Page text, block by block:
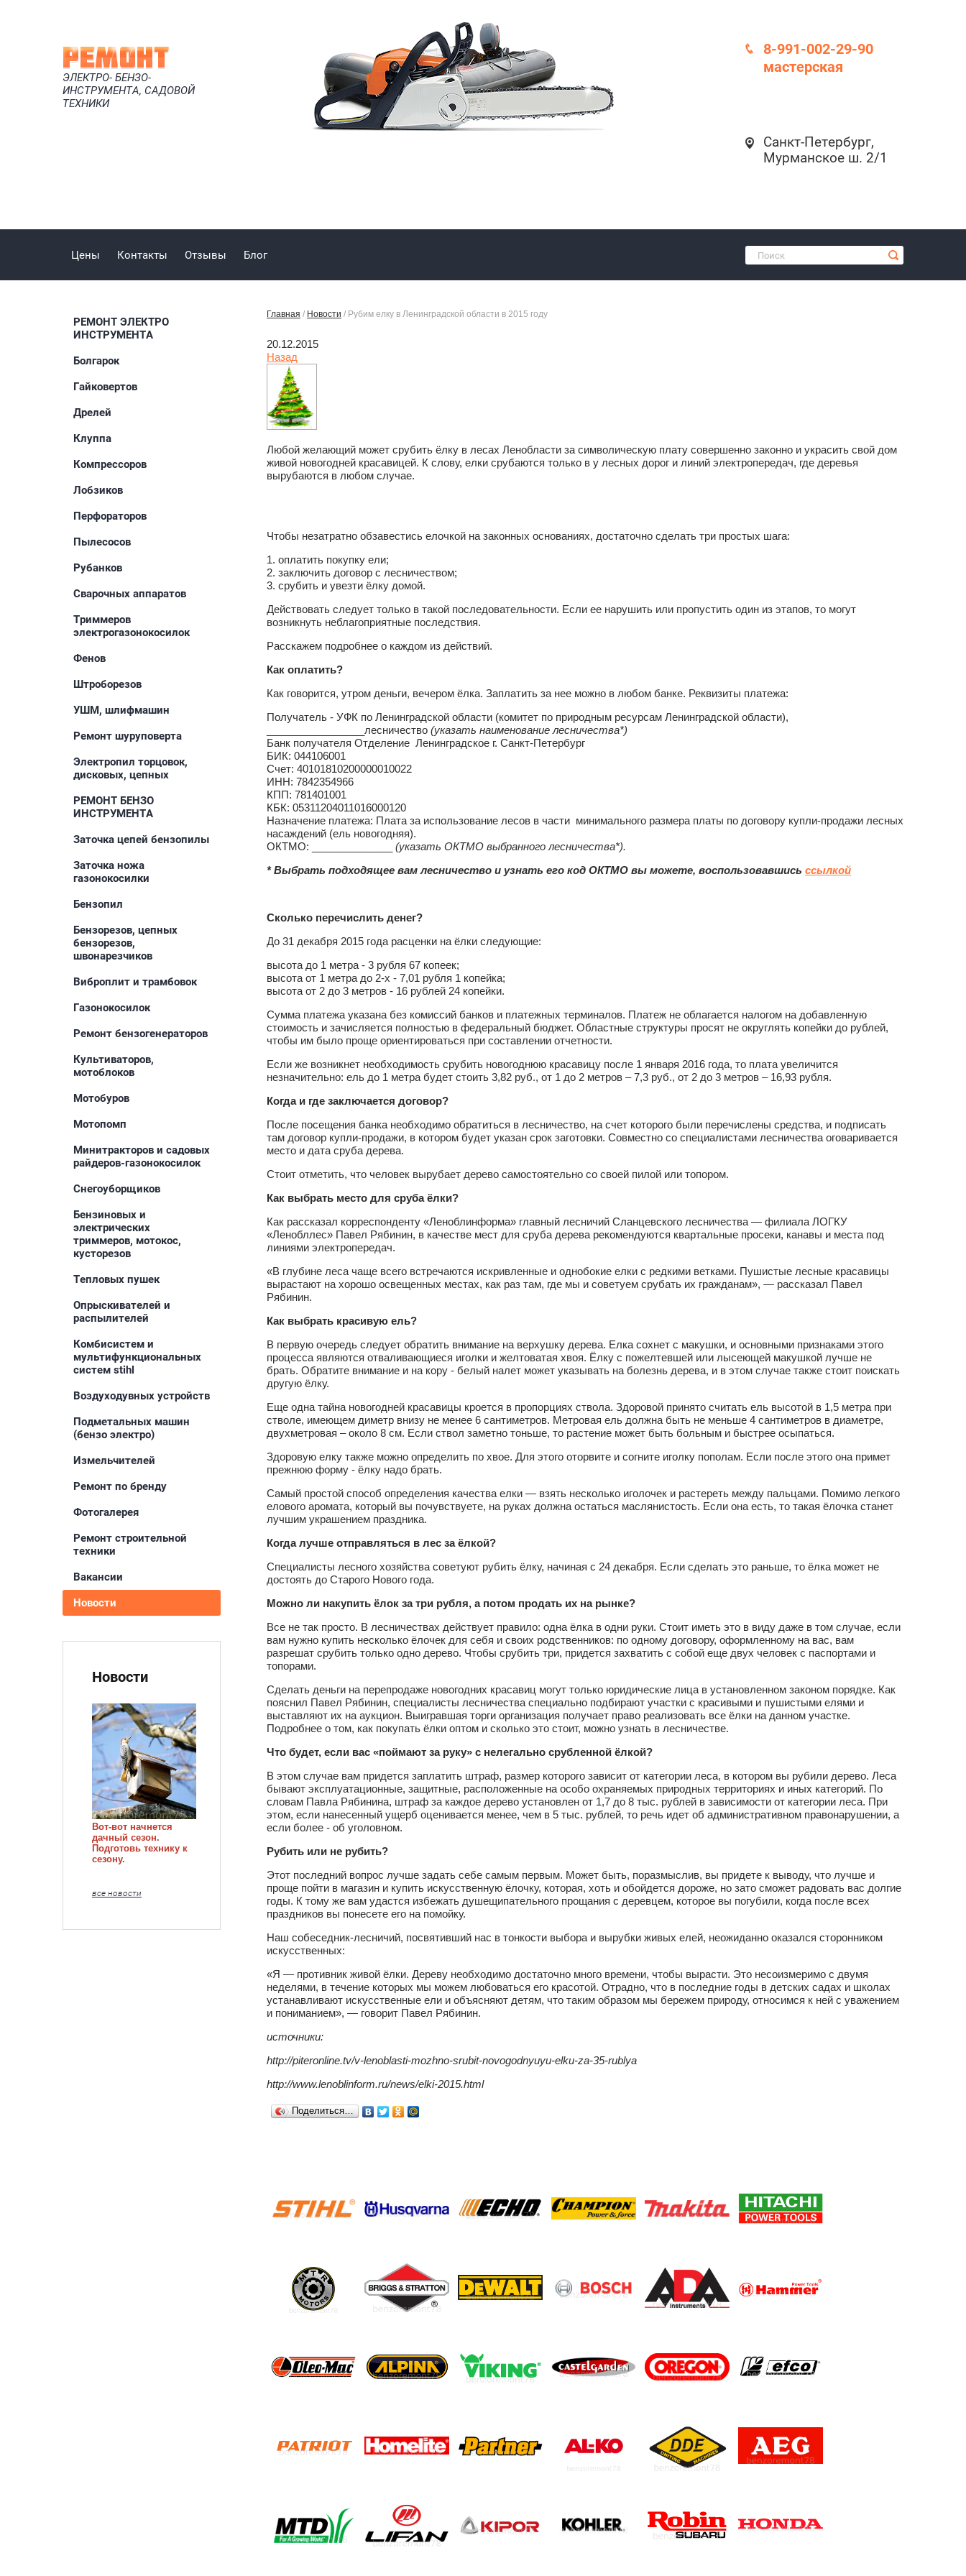
8-991-002-29-90
мастерская
Санкт-Петербург,
Мурманское ш. 2/1
ЭЛЕКТРО- БЕНЗО-
ИНСТРУМЕНТА, САДОВОЙ
ТЕХНИКИ
Цены Контакты Отзывы Блог
РЕМОНТ ЭЛЕКТРО
ИНСТРУМЕНТА
Болгарок
Гайковертов
Дрелей
Клуппа
Компрессоров
Лобзиков
Перфораторов
Пылесосов
Рубанков
Сварочных аппаратов
Триммеров
электрогазонокосилок
Фенов
Штроборезов
УШМ, шлифмашин
Ремонт шуруповерта
Электропил торцовок,
дисковых, цепных
РЕМОНТ БЕНЗО
ИНСТРУМЕНТА
Заточка цепей бензопилы
Заточка ножа
газонокосилки
Бензопил
Бензорезов, цепных
бензорезов,
швонарезчиков
Виброплит и трамбовок
Газонокосилок
Ремонт бензогенераторов
Культиваторов,
мотоблоков
Мотобуров
Мотопомп
Минитракторов и садовых
райдеров-газонокосилок
Снегоуборщиков
Бензиновых и
электрических
триммеров, мотокос,
кусторезов
Тепловых пушек
Опрыскивателей и
распылителей
Комбисистем и
мультифункциональных
систем stihl
Воздуходувных устройств
Подметальных машин
(бензо электро)
Измельчителей
Ремонт по бренду
Фотогалерея
Ремонт строительной
техники
Вакансии
Новости
Новости
Вот-вот начнется
дачный сезон.
Подготовь технику к
сезону.
все новости
Главная / Новости / Рубим елку в Ленинградской области в 2015 году
20.12.2015
Назад
Любой желающий может срубить ёлку в лесах Ленобласти за символическую плату совершенно законно и украсить свой дом
живой новогодней красавицей. К слову, елки срубаются только в у лесных дорог и линий электропередач, где деревья
вырубаются в любом случае.
Чтобы незатратно обзавестись елочкой на законных основаниях, достаточно сделать три простых шага:
1. оплатить покупку ели;
2. заключить договор с лесничеством;
3. срубить и увезти ёлку домой.
Действовать следует только в такой последовательности. Если ее нарушить или пропустить один из этапов, то могут
возникнуть неблагоприятные последствия.
Расскажем подробнее о каждом из действий.
Как оплатить?
Как говорится, утром деньги, вечером ёлка. Заплатить за нее можно в любом банке. Реквизиты платежа:
Получатель - УФК по Ленинградской области (комитет по природным ресурсам Ленинградской области),
_________________лесничество (указать наименование лесничества*)
Банк получателя Отделение Ленинградское г. Санкт-Петербург
БИК: 044106001
Счет: 40101810200000010022
ИНН: 7842354966
КПП: 781401001
КБК: 05311204011016000120
Назначение платежа: Плата за использование лесов в части минимального размера платы по договору купли-продажи лесных
насаждений (ель новогодняя).
ОКТМО: ______________ (указать ОКТМО выбранного лесничества*).
* Выбрать подходящее вам лесничество и узнать его код ОКТМО вы можете, воспользовавшись ссылкой
Сколько перечислить денег?
До 31 декабря 2015 года расценки на ёлки следующие:
высота до 1 метра - 3 рубля 67 копеек;
высота от 1 метра до 2-х - 7,01 рубля 1 копейка;
высота от 2 до 3 метров - 16 рублей 24 копейки.
Сумма платежа указана без комиссий банков и платежных терминалов. Платеж не облагается налогом на добавленную
стоимость и зачисляется полностью в федеральный бюджет. Областные структуры просят не округлять копейки до рублей,
чтобы им было проще ориентироваться при составлении отчетности.
Если же возникнет необходимость срубить новогоднюю красавицу после 1 января 2016 года, то плата увеличится
незначительно: ель до 1 метра будет стоить 3,82 руб., от 1 до 2 метров – 7,3 руб., от 2 до 3 метров – 16,93 рубля.
Когда и где заключается договор?
После посещения банка необходимо обратиться в лесничество, на счет которого были перечислены средства, и подписать
там договор купли-продажи, в котором будет указан срок заготовки. Совместно со специалистами лесничества оговаривается
место и дата сруба дерева.
Стоит отметить, что человек вырубает дерево самостоятельно со своей пилой или топором.
Как выбрать место для сруба ёлки?
Как рассказал корреспонденту «Леноблинформа» главный лесничий Сланцевского лесничества — филиала ЛОГКУ
«Ленобллес» Павел Рябинин, в качестве мест для сруба дерева рекомендуются квартальные просеки, канавы и места под
линиями электропередач.
«В глубине леса чаще всего встречаются искривленные и однобокие елки с редкими ветками. Пушистые лесные красавицы
вырастают на хорошо освещенных местах, как раз там, где мы и советуем срубать их гражданам», — рассказал Павел
Рябинин.
Как выбрать красивую ель?
В первую очередь следует обратить внимание на верхушку дерева. Елка сохнет с макушки, и основными признаками этого
процесса являются отваливающиеся иголки и желтоватая хвоя. Ёлку с пожелтевшей или лысеющей макушкой лучше не
брать. Обратите внимание и на кору - белый налет может указывать на болезнь дерева, и в этом случае также стоит поискать
другую ёлку.
Еще одна тайна новогодней красавицы кроется в пропорциях ствола. Здоровой принято считать ель высотой в 1,5 метра при
стволе, имеющем диметр внизу не менее 6 сантиметров. Метровая ель должна быть не меньше 4 сантиметров в диаметре,
двухметровая – около 8 см. Если ствол заметно тоньше, то растение может быть больным и быстрее осыпаться.
Здоровую елку также можно определить по хвое. Для этого оторвите и согните иголку пополам. Если после этого она примет
прежнюю форму - ёлку надо брать.
Самый простой способ определения качества елки — взять несколько иголочек и растереть между пальцами. Помимо легкого
елового аромата, который вы почувствуете, на руках должна остаться маслянистость. Если она есть, то такая ёлочка станет
лучшим украшением праздника.
Когда лучше отправляться в лес за ёлкой?
Специалисты лесного хозяйства советуют рубить ёлку, начиная с 24 декабря. Если сделать это раньше, то ёлка может не
достоять до Старого Нового года.
Можно ли накупить ёлок за три рубля, а потом продать их на рынке?
Все не так просто. В лесничествах действует правило: одна ёлка в одни руки. Стоит иметь это в виду даже в том случае, если
вам нужно купить несколько ёлочек для себя и своих родственников: по одному договору, оформленному на вас, вам
разрешат срубить только одно дерево. Чтобы срубить три, придется захватить с собой еще двух человек с паспортами и
топорами.
Сделать деньги на перепродаже новогодних красавиц могут только юридические лица в установленном законом порядке. Как
пояснил Павел Рябинин, специалисты лесничества специально подбирают участки с красивыми и пушистыми елями и
выставляют их на аукцион. Выигравшая торги организация получает право реализовать все ёлки на данном участке.
Подробнее о том, как покупать ёлки оптом и сколько это стоит, можно узнать в лесничестве.
Что будет, если вас «поймают за руку» с нелегально срубленной ёлкой?
В этом случае вам придется заплатить штраф, размер которого зависит от категории леса, в котором вы рубили дерево. Леса
бывают эксплуатационные, защитные, расположенные на особо охраняемых природных территориях и иных категорий. По
словам Павла Рябинина, штраф за каждое дерево установлен от 1,7 до 8 тыс. рублей в зависимости от категории леса. При
этом, если нанесенный ущерб оценивается менее, чем в 5 тыс. рублей, то речь идет об административном правонарушении, а
если более - об уголовном.
Рубить или не рубить?
Этот последний вопрос лучше задать себе самым первым. Может быть, поразмыслив, вы придете к выводу, что лучше и
проще пойти в магазин и купить искусственную ёлочку, которая, хоть и обойдется дороже, но зато сможет радовать вас долгие
годы. К тому же вам удастся избежать душещипательного прощания с деревцем, которое вы погубили, когда после всех
праздников вы понесете его на помойку.
Наш собеседник-лесничий, посвятивший нас в тонкости выбора и вырубки живых елей, неожиданно оказался сторонником
искусственных:
«Я — противник живой ёлки. Дереву необходимо достаточно много времени, чтобы вырасти. Это несоизмеримо с двумя
неделями, в течение которых мы можем любоваться его красотой. Отрадно, что в последние годы в детских садах и школах
устанавливают искусственные ели и объясняют детям, что таким образом мы бережем природу, относимся к ней с уважением
и пониманием», — говорит Павел Рябинин.
источники:
http://piteronline.tv/v-lenoblasti-mozhno-srubit-novogodnyuyu-elku-za-35-rublya
http://www.lenoblinform.ru/news/elki-2015.html
Поделиться…